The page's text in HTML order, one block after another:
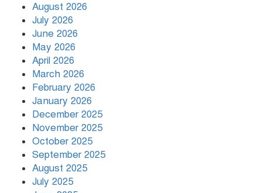
শুরু হয়ে গেছে: পাটওয়ারী
২০ মিনিটে সাত বিস্ফোরণে কাঁপল দুবাই
August 2026
July 2026
June 2026
May 2026
April 2026
March 2026
February 2026
January 2026
December 2025
November 2025
October 2025
September 2025
August 2025
July 2025